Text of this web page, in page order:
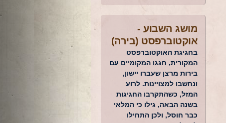
מושג השבוע -
אוקטוברפסט (בירה)
בחגיגת האוקטוברפסט
המקורית, חגגו המקומיים עם
בירות מרצן שעברו יישון,
ונחשבו למצויינות. לרוע
המזל, כשהתקרבו החגיגות
בשנה הבאה, גילו כי המלאי
כבר חוסל, ולכן התחילו